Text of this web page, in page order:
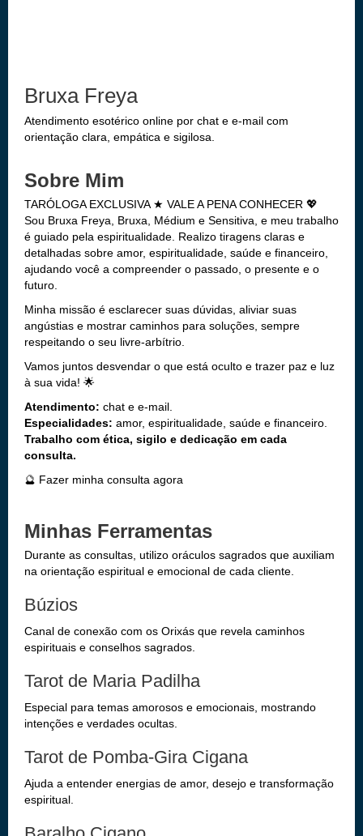
Bruxa Freya
Atendimento esotérico online por chat e e-mail com
orientação clara, empática e sigilosa.
Sobre Mim
TARÓLOGA EXCLUSIVA ★ VALE A PENA CONHECER 💖
Sou Bruxa Freya, Bruxa, Médium e Sensitiva, e meu trabalho
é guiado pela espiritualidade. Realizo tiragens claras e
detalhadas sobre amor, espiritualidade, saúde e financeiro,
ajudando você a compreender o passado, o presente e o
futuro.
Minha missão é esclarecer suas dúvidas, aliviar suas
angústias e mostrar caminhos para soluções, sempre
respeitando o seu livre-arbítrio.
Vamos juntos desvendar o que está oculto e trazer paz e luz
à sua vida! 🌟
Atendimento: chat e e-mail.
Especialidades: amor, espiritualidade, saúde e financeiro.
Trabalho com ética, sigilo e dedicação em cada
consulta.
🔮 Fazer minha consulta agora
Minhas Ferramentas
Durante as consultas, utilizo oráculos sagrados que auxiliam
na orientação espiritual e emocional de cada cliente.
Búzios
Canal de conexão com os Orixás que revela caminhos
espirituais e conselhos sagrados.
Tarot de Maria Padilha
Especial para temas amorosos e emocionais, mostrando
intenções e verdades ocultas.
Tarot de Pomba-Gira Cigana
Ajuda a entender energias de amor, desejo e transformação
espiritual.